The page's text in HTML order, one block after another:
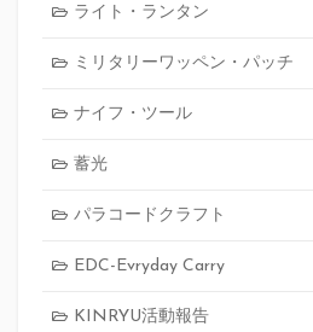
ライト・ランタン
ミリタリーワッペン・パッチ
ナイフ・ツール
蓄光
パラコードクラフト
EDC-Evryday Carry
KINRYU活動報告